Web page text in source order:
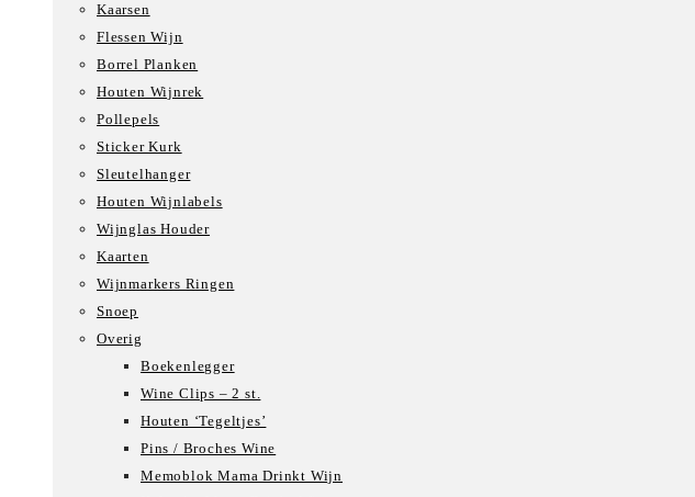
Kaarsen
Flessen Wijn
Borrel Planken
Houten Wijnrek
Pollepels
Sticker Kurk
Sleutelhanger
Houten Wijnlabels
Wijnglas Houder
Kaarten
Wijnmarkers Ringen
Snoep
Overig
Boekenlegger
Wine Clips – 2 st.
Houten ‘Tegeltjes’
Pins / Broches Wine
Memoblok Mama Drinkt Wijn